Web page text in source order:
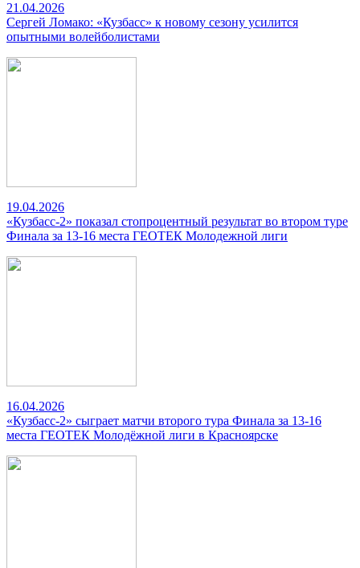
21.04.2026
Сергей Ломако: «Кузбасс» к новому сезону усилится
опытными волейболистами
19.04.2026
«Кузбасс-2» показал стопроцентный результат во втором туре
Финала за 13-16 места ГЕОТЕК Молодежной лиги
16.04.2026
«Кузбасс-2» сыграет матчи второго тура Финала за 13-16
места ГЕОТЕК Молодёжной лиги в Красноярске